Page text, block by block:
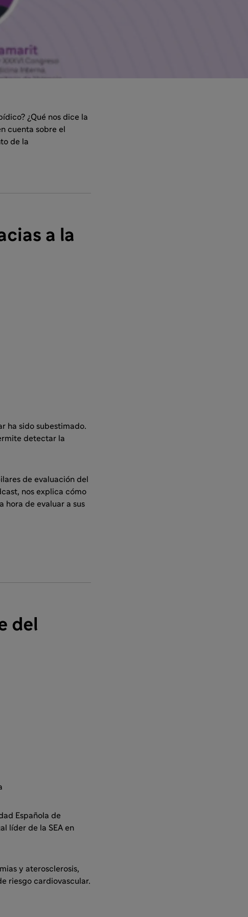
¿Qué nos dice la
cuenta sobre el
de la
a la
ha sido subestimado.
detectar la
de evaluación del
nos explica cómo
hora de evaluar a sus
del
Española de
líder de la SEA en
y aterosclerosis,
riesgo cardiovascular.